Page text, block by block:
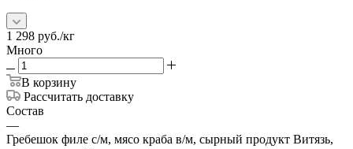
1 298 руб./кг
Много
В корзину
Рассчитать доставку
Состав
—
Гребешок филе с/м, мясо краба в/м, сырный продукт Витязь,